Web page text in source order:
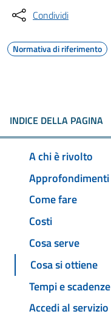
Condividi
Normativa di riferimento
INDICE DELLA PAGINA
A chi è rivolto
Approfondimenti
Come fare
Costi
Cosa serve
Cosa si ottiene
Tempi e scadenze
Accedi al servizio